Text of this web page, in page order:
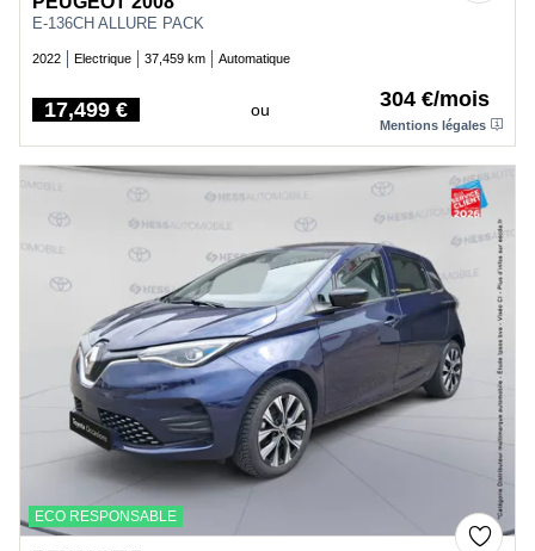
E-136CH ALLURE PACK
2022 Electrique 37,459 km Automatique
Price
17,499 € ou 304 €/mois
Mentions légales
ECO RESPONSABLE